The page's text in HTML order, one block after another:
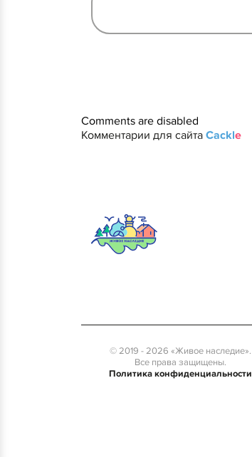
Comments are disabled
Комментарии для сайта Cackle
© 2019 - 2026 «Живое наследие».
Все права защищены.
Политика конфиденциальности